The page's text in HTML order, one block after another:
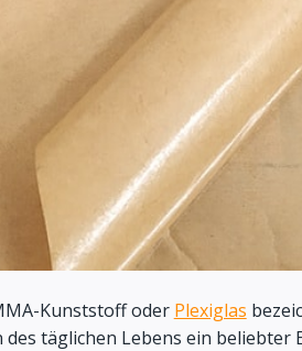
Kunststoff oder Plexiglas
täglichen Lebens ein beliebter